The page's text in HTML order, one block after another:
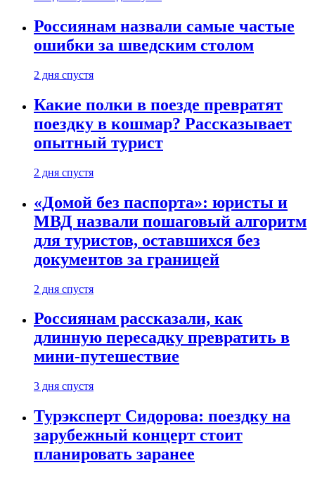
Россиянам назвали самые частые
ошибки за шведским столом
2 дня спустя
Какие полки в поезде превратят
поездку в кошмар? Рассказывает
опытный турист
2 дня спустя
«Домой без паспорта»: юристы и
МВД назвали пошаговый алгоритм
для туристов, оставшихся без
документов за границей
2 дня спустя
Россиянам рассказали, как
длинную пересадку превратить в
мини-путешествие
3 дня спустя
Турэксперт Сидорова: поездку на
зарубежный концерт стоит
планировать заранее